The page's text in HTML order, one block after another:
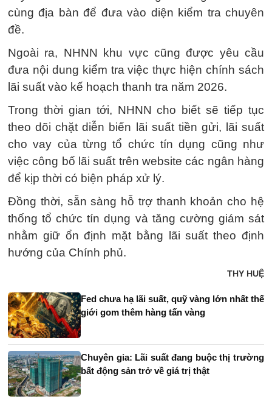
cùng địa bàn để đưa vào diện kiểm tra chuyên
đề.
Ngoài ra, NHNN khu vực cũng được yêu cầu
đưa nội dung kiểm tra việc thực hiện chính sách
lãi suất vào kế hoạch thanh tra năm 2026.
Trong thời gian tới, NHNN cho biết sẽ tiếp tục
theo dõi chặt diễn biến lãi suất tiền gửi, lãi suất
cho vay của từng tổ chức tín dụng cũng như
việc công bố lãi suất trên website các ngân hàng
để kịp thời có biện pháp xử lý.
Đồng thời, sẵn sàng hỗ trợ thanh khoản cho hệ
thống tổ chức tín dụng và tăng cường giám sát
nhằm giữ ổn định mặt bằng lãi suất theo định
hướng của Chính phủ.
THY HUỆ
Fed chưa hạ lãi suất, quỹ vàng lớn nhất thế
giới gom thêm hàng tấn vàng
Chuyên gia: Lãi suất đang buộc thị trường
bất động sản trở về giá trị thật